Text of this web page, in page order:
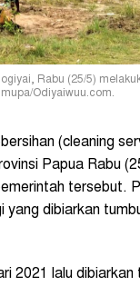
Rabu (25/5)
Odiyaiwuu.com.
(cleaning
Papua Rabu
tersebut.
dibiarkan
2021 lalu dibiarkan